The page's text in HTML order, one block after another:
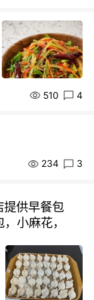
510 4
234 3
供早餐包
小麻花，